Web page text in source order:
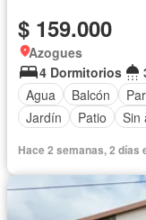
$ 159.000
Azogues
4 Dormitorios
Agua
Balcón
Jardín
Patio Sin
Hace 2 semanas, 2 días